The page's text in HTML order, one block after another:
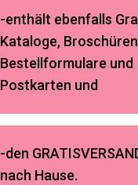
-enthält ebenfalls
Kataloge,
Bestellformulare und
Postkarten und
-den
nach Hause.